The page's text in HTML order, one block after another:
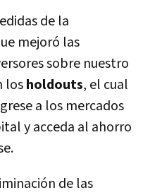
de la
mejoró las
sobre nuestro
losholdouts, el cual
a los mercados
y acceda al ahorro
de las